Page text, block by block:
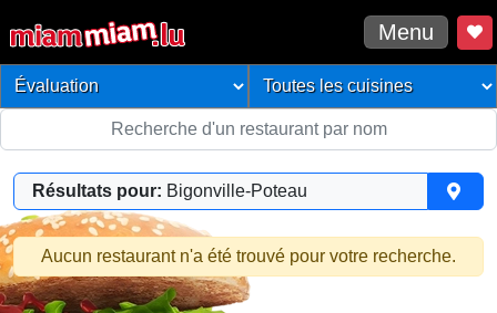
Menu
Résultats pour: Bigonville-Poteau
Aucun restaurant n'a été trouvé pour votre recherche.